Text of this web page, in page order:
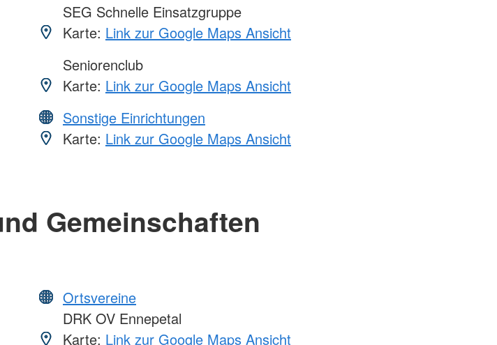
SEG Schnelle Einsatzgruppe
Karte: Link zur Google Maps Ansicht
Seniorenclub
Karte: Link zur Google Maps Ansicht
Sonstige Einrichtungen
Karte: Link zur Google Maps Ansicht
Gemeinschaften
Ortsvereine
DRK OV Ennepetal
Karte: Link zur Google Maps Ansicht